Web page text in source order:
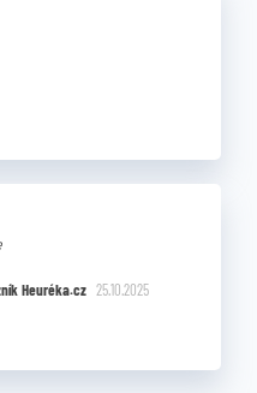
Heuréka.cz 25.10.2025